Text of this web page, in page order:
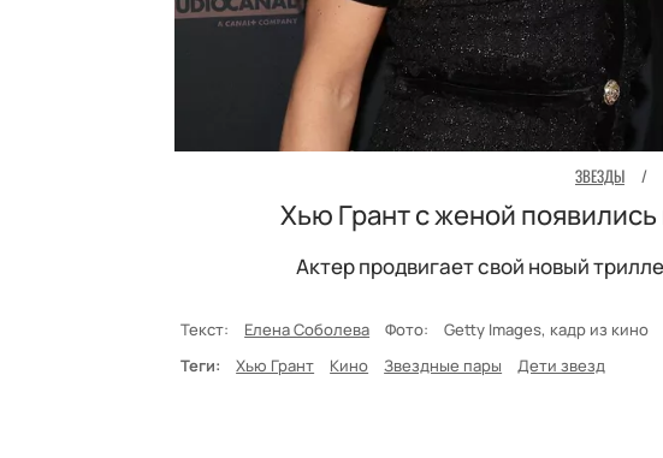
ЗВЕЗДЫ /
Хью Грант с женой
Актер продвигает свой новый
Текст: Елена Соболева Фото: Getty Images, кадр из кино
Теги:
Хью Грант Кино Звездные пары Дети звезд